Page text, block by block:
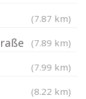
(7.87 km)
(7.89 km)
(7.99 km)
(8.22 km)